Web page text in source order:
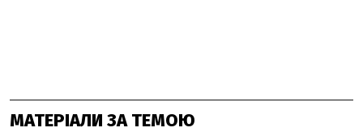
МАТЕРІАЛИ ЗА ТЕМОЮ